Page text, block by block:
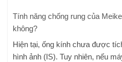
Tính năng chống rung của
không?
Hiện tại, ống kính chưa được
hình ảnh (IS). Tuy nhiên, nếu